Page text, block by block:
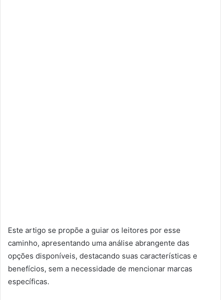
Este artigo se propõe a guiar os leitores por esse
caminho, apresentando uma análise abrangente das
opções disponíveis, destacando suas características e
benefícios, sem a necessidade de mencionar marcas
específicas.